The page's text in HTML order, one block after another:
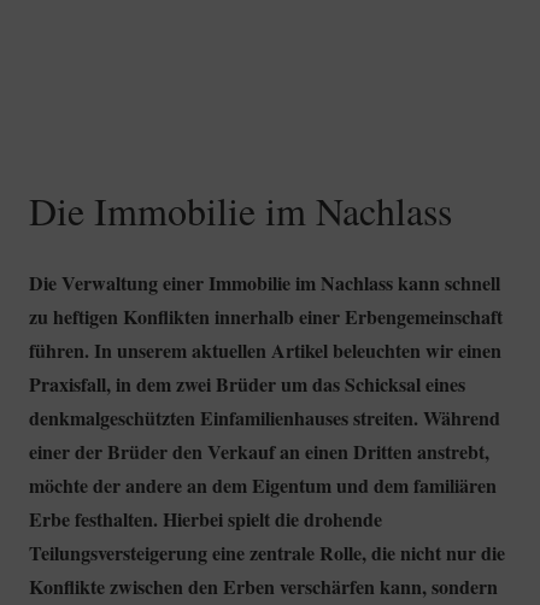
Die Immobilie im Nachlass
Die Verwaltung einer Immobilie im Nachlass kann schnell
zu heftigen Konflikten innerhalb einer Erbengemeinschaft
führen. In unserem aktuellen Artikel beleuchten wir einen
Praxisfall, in dem zwei Brüder um das Schicksal eines
denkmalgeschützten Einfamilienhauses streiten. Während
einer der Brüder den Verkauf an einen Dritten anstrebt,
möchte der andere an dem Eigentum und dem familiären
Erbe festhalten. Hierbei spielt die drohende
Teilungsversteigerung eine zentrale Rolle, die nicht nur die
Konflikte zwischen den Erben verschärfen kann, sondern